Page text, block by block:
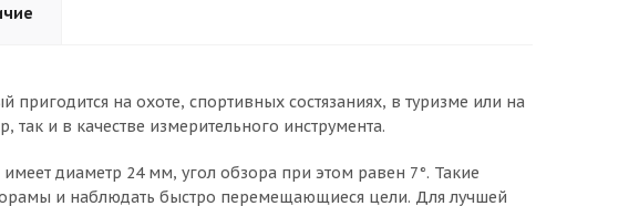
на охоте, спортивных состязаниях, в туризме или на
и в качестве измерительного инструмента.
диаметр 24 мм, угол обзора при этом равен 7°. Такие
и наблюдать быстро перемещающиеся цели. Для лучшей